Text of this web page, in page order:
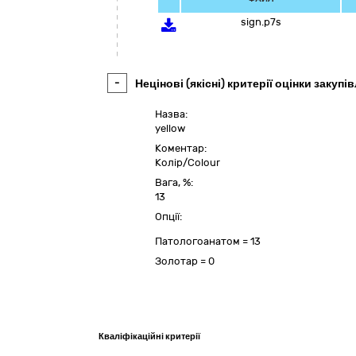
sign.p7s
- Нецінові (якісні) критерії оцінки
Назва:
yellow
Коментар:
Колір/Colour
Вага, %:
13
Опції:
Патологоанатом = 13
Золотар = 0
Кваліфікаційні критерії